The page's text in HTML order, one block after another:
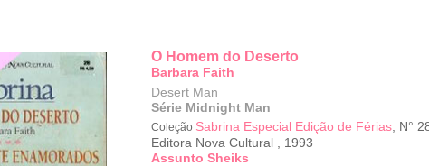
O Homem do Deserto
Barbara Faith
Desert Man
Série Midnight Man
Coleção Sabrina Especial Edição de Férias , N°
Editora Nova Cultural
1993
Assunto Sheiks